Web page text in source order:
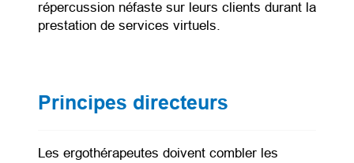
répercussion néfaste sur leurs clients durant la
prestation de services virtuels.
Principes directeurs
Les ergothérapeutes doivent combler les